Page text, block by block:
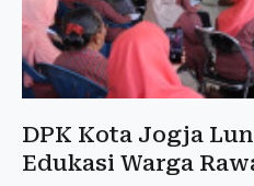
DPK Kota Jogja
Edukasi Warga